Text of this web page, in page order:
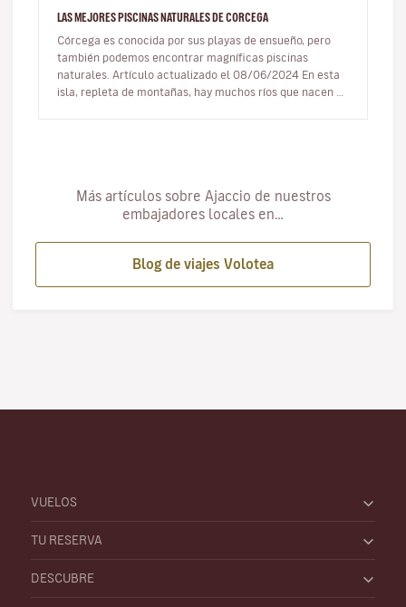
LAS MEJORES PISCINAS NATURALES DE CORCEGA
Córcega es conocida por sus playas de ensueño, pero
también podemos encontrar magníficas piscinas
naturales. Artículo actualizado el 08/06/2024 En esta
isla, repleta de montañas, hay muchos ríos que nacen en
Más artículos sobre Ajaccio de nuestros
embajadores locales en…
Blog de viajes Volotea
VUELOS
TU RESERVA
DESCUBRE